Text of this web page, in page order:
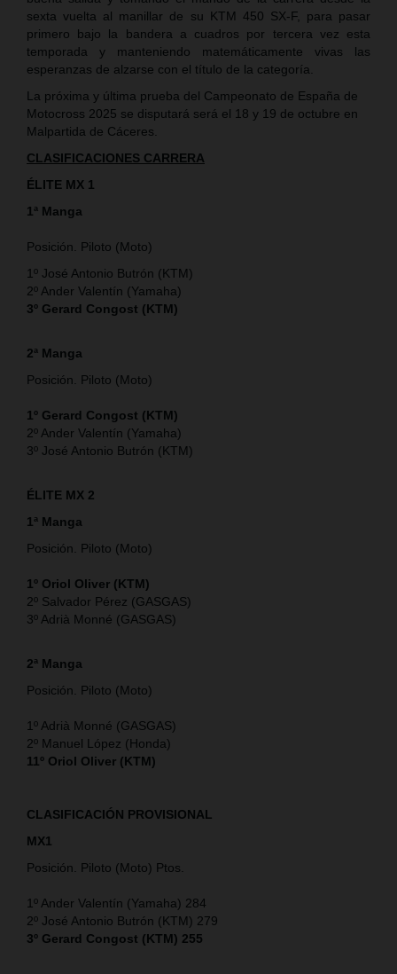
sexta vuelta al manillar de su KTM 450 SX-F, para pasar
primero bajo la bandera a cuadros por tercera vez esta
temporada y manteniendo matemáticamente vivas las
esperanzas de alzarse con el título de la categoría.
La próxima y última prueba del Campeonato de España de
Motocross 2025 se disputará será el 18 y 19 de octubre en
Malpartida de Cáceres.
CLASIFICACIONES CARRERA
ÉLITE MX 1
1ª Manga
Posición. Piloto (Moto)
1º José Antonio Butrón (KTM)
2º Ander Valentín (Yamaha)
3º Gerard Congost (KTM)
2ª Manga
Posición. Piloto (Moto)
1º Gerard Congost (KTM)
2º Ander Valentín (Yamaha)
3º José Antonio Butrón (KTM)
ÉLITE MX 2
1ª Manga
Posición. Piloto (Moto)
1º Oriol Oliver (KTM)
2º Salvador Pérez (GASGAS)
3º Adrià Monné (GASGAS)
2ª Manga
Posición. Piloto (Moto)
1º Adrià Monné (GASGAS)
2º Manuel López (Honda)
11º Oriol Oliver (KTM)
CLASIFICACIÓN PROVISIONAL
MX1
Posición. Piloto (Moto) Ptos.
1º Ander Valentín (Yamaha) 284
2º José Antonio Butrón (KTM) 279
3º Gerard Congost (KTM) 255